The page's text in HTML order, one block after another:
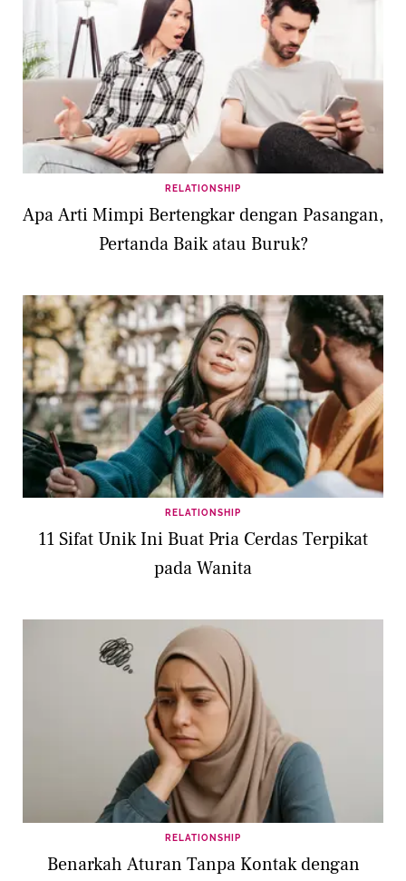
RELATIONSHIP
Apa Arti Mimpi Bertengkar dengan Pasangan,
Pertanda Baik atau Buruk?
RELATIONSHIP
11 Sifat Unik Ini Buat Pria Cerdas Terpikat
pada Wanita
RELATIONSHIP
Benarkah Aturan Tanpa Kontak dengan